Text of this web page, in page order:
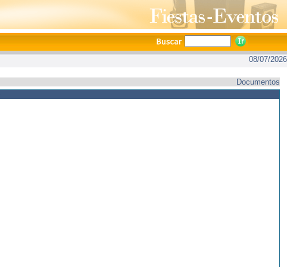
08/07/2026
Documentos